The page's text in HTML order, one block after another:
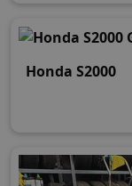
Honda S2000